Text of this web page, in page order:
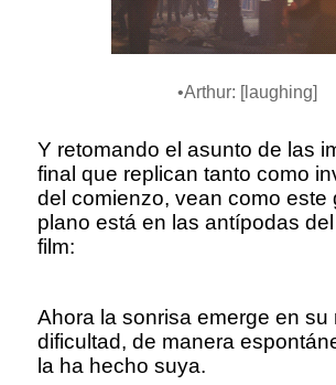
•Arthur: [laughing]
Y retomando el asunto de las
final que replican tanto como
del comienzo, vean como este
plano está en las antípodas del
film:
Ahora la sonrisa emerge en su
dificultad, de manera
la ha hecho suya.